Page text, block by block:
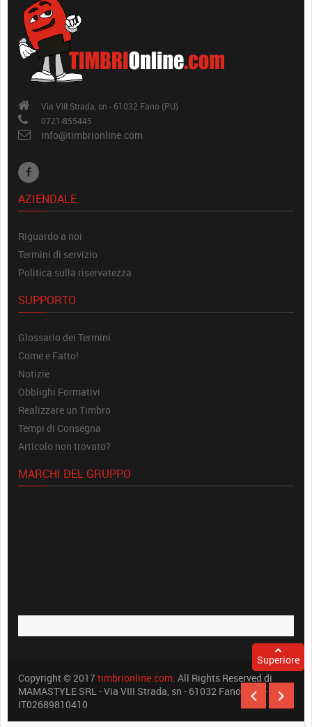
Via VIII Strada, sn - 61032 Fano (PU)
0721-855445
info@timbrionline.com
AZIENDALE
Riguardo a noi
Termini di servizio
Politica sulla riservatezza
SUPPORTO
Glossario dei Termini
Come e Fatto!
Notizie
Obblighi Formativi
Realizzare un Timbro
Tempi di Consegna
Articolo non trovato?
MARCHI DEL GRUPPO
Copyright © 2017timbrionline.com. All Rights Reserved di
MAMASTYLE SRL - Via VIII Strada, sn - 61032 Fano (PU) -
IT02689810410
Superiore